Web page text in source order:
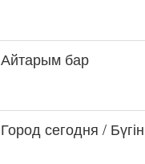
Айтарым бар
Город сегодня /